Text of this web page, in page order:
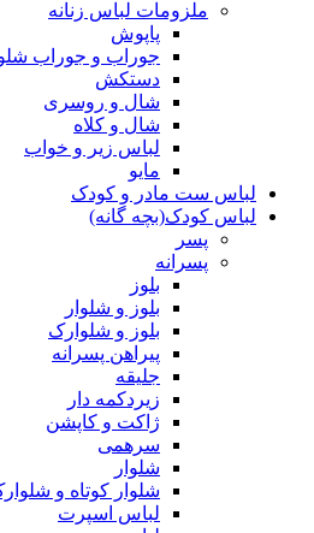
ملزومات لباس زنانه
پاپوش
جوراب و جوراب
دستکش
شال و روسری
شال و کلاه
لباس زیر و خواب
مایو
لباس ست مادر و کودک
لباس کودک(بچه گانه)
پسر
پسرانه
بلوز
بلوز و شلوار
بلوز و شلوارک
پیراهن پسرانه
جلیقه
زیردکمه دار
ژاکت و کاپشن
سرهمی
شلوار
شلوار کوتاه و
لباس اسپرت